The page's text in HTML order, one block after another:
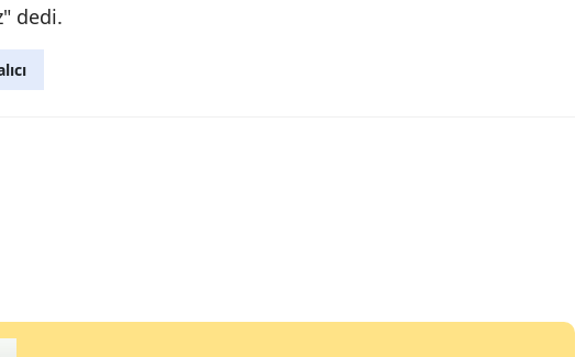
dedi.